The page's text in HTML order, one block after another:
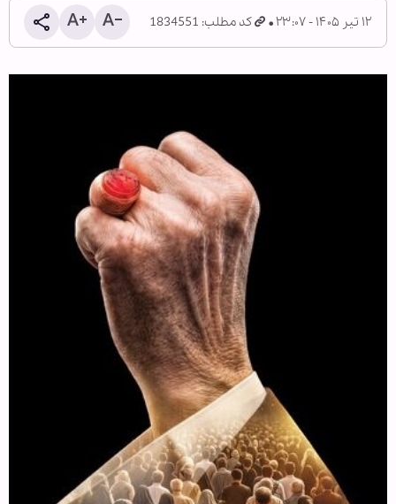
۱۲ تیر ۱۴۰۵ - ۲۳:۰۷ کد مطلب: 1834551